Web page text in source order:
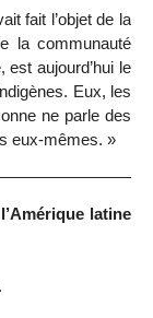
fait l’objet de la
la communauté
est aujourd’hui le
Eux, les
ne parle des
eux-mêmes. »
latine